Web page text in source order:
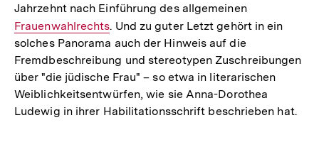
Jahrzehnt nach Einführung des allgemeinenInterner
Link:
Frauenwahlrechts. Und zu guter Letzt gehört in ein
solches Panorama auch der Hinweis auf die
Fremdbeschreibung und stereotypen Zuschreibungen
über "die jüdische Frau" – so etwa in literarischen
Weiblichkeitsentwürfen, wie sie Anna-Dorothea
Ludewig in ihrer Habilitationsschrift beschrieben hat.